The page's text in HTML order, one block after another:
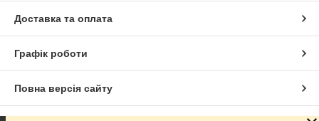
Доставка та оплата
Графік роботи
Повна версія сайту